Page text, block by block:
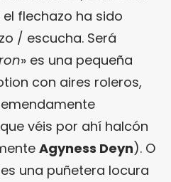
el flechazo ha sido
/ escucha. Será
» es una pequeña
con aires roleros,
véis por ahí halcón
Agyness Deyn). O
una puñetera locura